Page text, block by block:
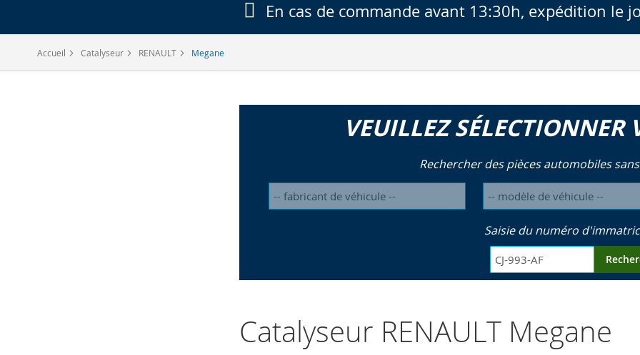
Accueil Catalyseur RENAULT Megane
En cas de commande avant 13:30h, expédition le
VEUILLEZ SÉLECTIONNER
Rechercher des pièces automobiles
Saisie du numéro
Catalyseur RENAULT Megane